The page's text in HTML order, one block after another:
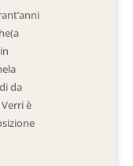
da
è